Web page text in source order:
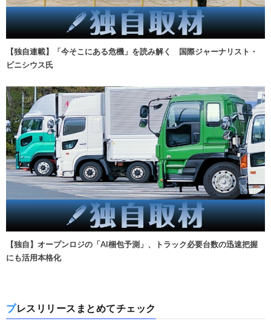
【独自連載】「今そこにある危機」を読み解く 国際ジャーナリスト・
ビニシウス氏
【独自】オープンロジの「AI梱包予測」、トラック必要台数の迅速把握
にも活用本格化
プレスリリースまとめてチェック